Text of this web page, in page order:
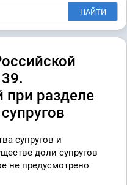
при разделе
супругов и
доли супругов
не предусмотрено